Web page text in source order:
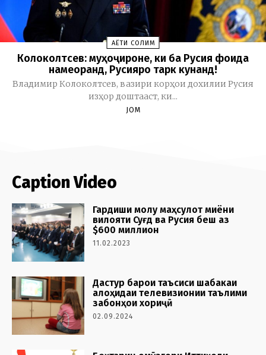
ҲАЁТИ СОЛИМ
Колоколтсев: муҳоҷироне, ки ба Русия фоида
намеоранд, Русияро тарк кунанд!
Владимир Колоколтсев, вазири корҳои дохилии Русия
изҳор доштааст, ки...
JOM
Caption Video
Гардиши молу маҳсулот миёни
вилояти Суғд ва Русия беш аз
$600 миллион
11.02.2023
Дастур барои таъсиси шабакаи
алоҳидаи телевизионии таълими
забонҳои хориҷӣ
02.09.2024